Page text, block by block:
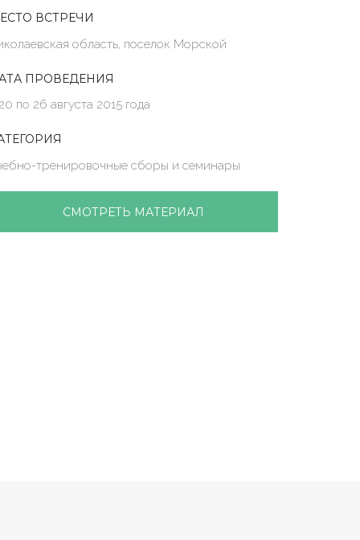
ВСТРЕЧИ
область, поселок Морской
ПРОВЕДЕНИЯ
по 26 августа 2015 года
тренировочные сборы и семинары
СМОТРЕТЬ МАТЕРИАЛ